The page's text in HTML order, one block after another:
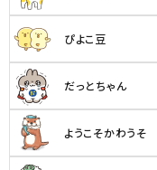
ぴよこ豆
だっとちゃん
ようこそかわうそ